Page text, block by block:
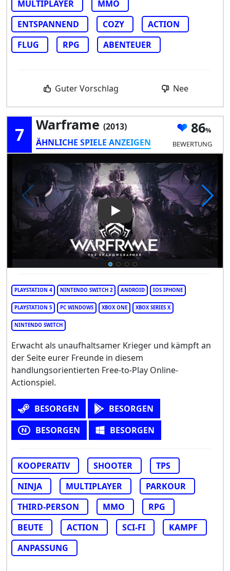
MULTIPLAYER
MMO
ENTSPANNEND
COZY
ACTION
FLUG
RPG ABENTEUER
Guter Vorschlag Nee
7 Warframe (2013)
ÄHNLICHE SPIELE ANZEIGEN
86
BEWERTUNG
Play Video: Warframe
PLAYSTATION 4 NINTENDO SWITCH 2 ANDROID IOS IPHONE
PLAYSTATION 5 PC WINDOWS XBOX ONE XBOX SERIES X
NINTENDO SWITCH
Erwacht als unaufhaltsamer Krieger und kämpft an
der Seite eurer Freunde in diesem
handlungsorientierten Free-to-Play Online-
Actionspiel.
BESORGEN
BESORGEN
BESORGEN
BESORGEN
KOOPERATIV SHOOTER
TPS
NINJA
MULTIPLAYER
PARKOUR
THIRD-PERSON
MMO
RPG
BEUTE
ACTION SCI-FI
KAMPF
ANPASSUNG